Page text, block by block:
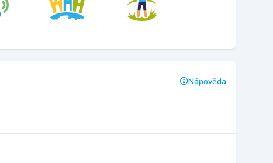
Nápověda